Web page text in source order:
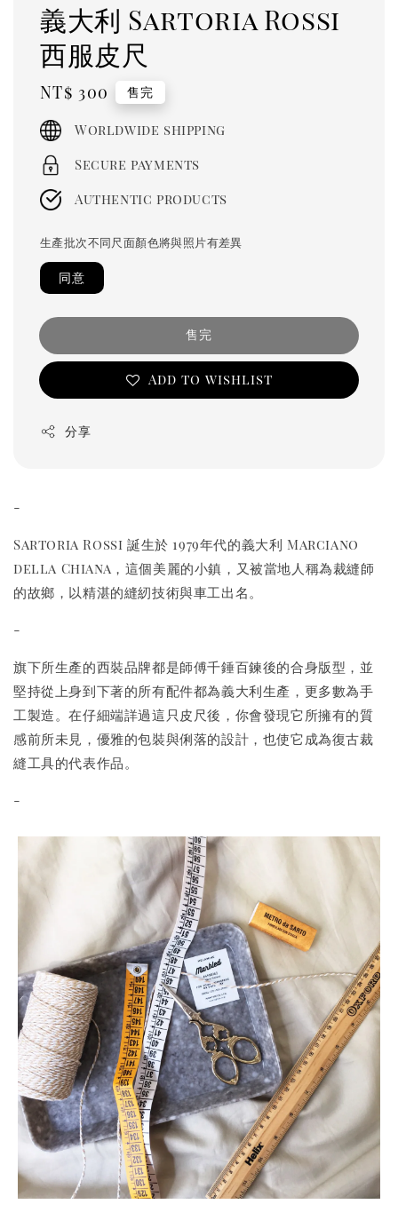
義大利 Sartoria Rossi
西服皮尺
Regular
price
NT$ 300 售完
Worldwide shipping
Secure payments
Authentic products
生產批次不同尺面顏色將與照片有差異
同意
售完
Add to wishlist
分享
-
Sartoria Rossi 誕生於 1979年代的義大利 Marciano
della Chiana，這個美麗的小鎮，又被當地人稱為裁縫師
的故鄉，以精湛的縫紉技術與車工出名。
-
旗下所生產的西裝品牌都是師傅千錘百鍊後的合身版型，並
堅持從上身到下著的所有配件都為義大利生產，更多數為手
工製造。在仔細端詳過這只皮尺後，你會發現它所擁有的質
感前所未見，優雅的包裝與俐落的設計，也使它成為復古裁
縫工具的代表作品。
-